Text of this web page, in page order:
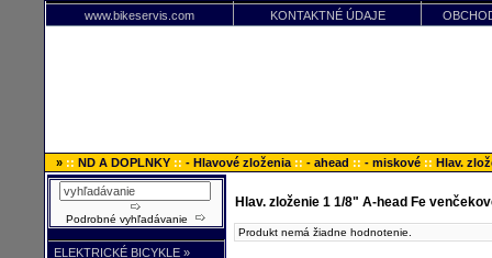
www.bikeservis.com KONTAKTNÉ ÚDAJE
» :: ND A DOPLNKY :: - Hlavové zloženia :: - ahead :: - miskové :: Hlav.
Podrobné vyhľadávanie
ELEKTRICKÉ BICYKLE »
Hlav. zloženie 1 1/8" A-head Fe
Produkt nemá žiadne hodnotenie.